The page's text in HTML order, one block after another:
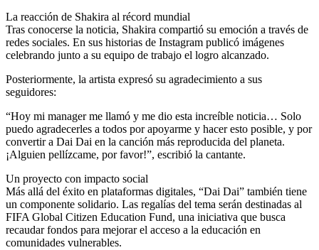
La reacción de Shakira al récord mundial
Tras conocerse la noticia, Shakira compartió su emoción a través de
redes sociales. En sus historias de Instagram publicó imágenes
celebrando junto a su equipo de trabajo el logro alcanzado.
Posteriormente, la artista expresó su agradecimiento a sus
seguidores:
“Hoy mi manager me llamó y me dio esta increíble noticia… Solo
puedo agradecerles a todos por apoyarme y hacer esto posible, y por
convertir a Dai Dai en la canción más reproducida del planeta.
¡Alguien pellízcame, por favor!”, escribió la cantante.
Un proyecto con impacto social
Más allá del éxito en plataformas digitales, “Dai Dai” también tiene
un componente solidario. Las regalías del tema serán destinadas al
FIFA Global Citizen Education Fund, una iniciativa que busca
recaudar fondos para mejorar el acceso a la educación en
comunidades vulnerables.